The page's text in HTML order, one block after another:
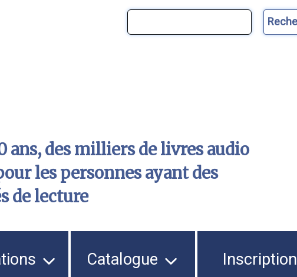
ans, des milliers de livres audio
les personnes ayant des
de lecture
Catalogue Inscription